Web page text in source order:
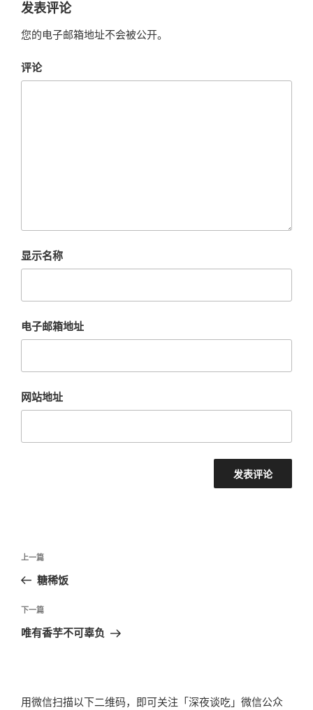
发表评论
您的电子邮箱地址不会被公开。
评论
显示名称
电子邮箱地址
网站地址
文
导
航
上
一
文
章
上一篇
糖稀饭
下
一
下一篇
唯有香芋不可辜负
用微信扫描以下二维码，即可关注「深夜谈吃」微信公众